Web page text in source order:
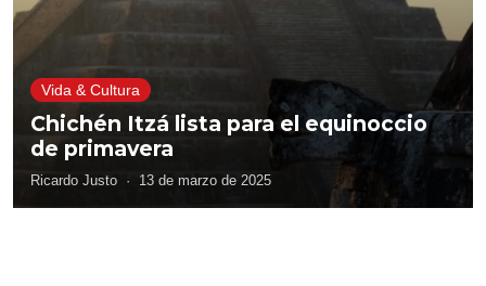
Vida & Cultura
Chichén Itzá lista para el equinoccio
de primavera
Ricardo Justo · 13 de marzo de 2025